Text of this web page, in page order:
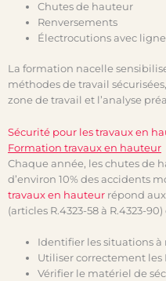
Chutes de hauteur
Renversements
Électrocutions avec
La formation nacelle
méthodes de travail
zone de travail et l’analyse
Sécurité pour les travaux en
Formation travaux en hauteur
Chaque année, les chutes de
d’environ 10% des accidents
travaux en hauteur répond
(articles R.4323-58 à R.4323-
Identifier les situations à
Utiliser correctement les
Vérifier le matériel de